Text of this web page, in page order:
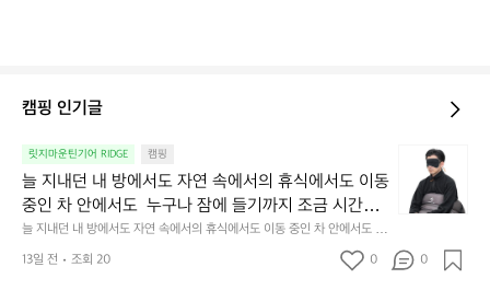
캠핑 인기글
릿지마운틴기어 RIDGE 캠핑
늘 지내던 내 방에서도 자연 속에서의 휴식에서도 이동
중인 차 안에서도  누구나 잠에 들기까지 조금 시간이
걸리는 순간이 있습니다.  그럴 때는 차분하게 눈을 가
려보세요. 마치 암막 커튼을 조용히 내리듯이.  Polarte
c® Wind Pro™의 온기가 눈가를 포근히 감싸줍니다.
늘 지내던 내 방에서도 자연 속에서의 휴식에서도 이동 중인 차 안에서도  누
구나 잠에 들기까지 조금 시간이 걸리는 순간이 있습니다.  그럴 때는 차분하
게 눈을 가려보세요. 마치 암막 커튼을 조용히 내리듯이.  Polartec® Wind
내
던
방
13일 전 조회 20 0 0